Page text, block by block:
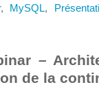
, MySQL,
–
de la